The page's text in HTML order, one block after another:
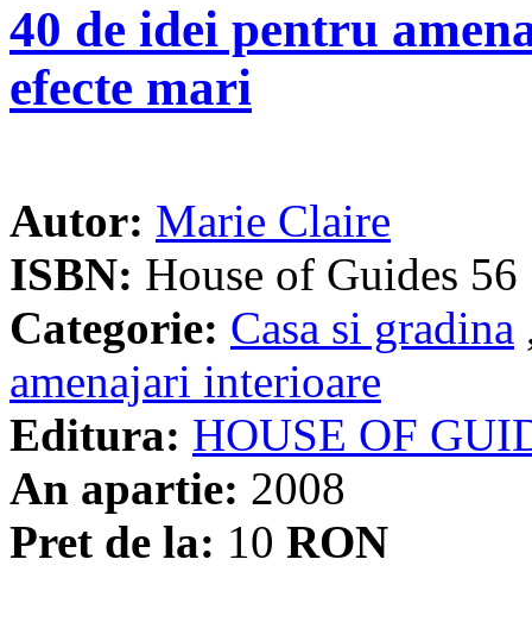
40 de idei pentru
efecte mari
Autor: Marie Claire
ISBN: House of Guides 56
Categorie: Casa si gradina
amenajari interioare
Editura: HOUSE OF
An apartie: 2008
Pret de la: 10 RON